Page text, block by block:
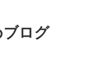
ログ